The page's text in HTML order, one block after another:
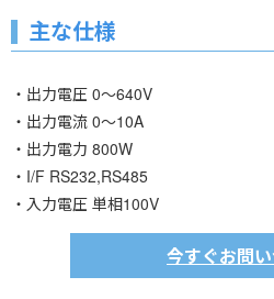
主な仕様
・出力電圧 0～640V
・出力電流 0～10A
・出力電力 800W
・I/F RS232,RS485
・入力電圧 単相100V
今すぐお問